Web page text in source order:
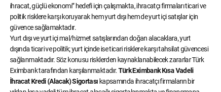
ihracat, güçlü ekonomi” hedefi için çalışmakta, ihracatçı firmaları ticari ve
politik risklere karşı koruyarak hem yurt dışı hem de yurt içi satışlar için
güvence sağlamaktadır.
Yurt dışı ve yurt içi mal/hizmet satışlarından doğan alacaklara, yurt
dışında ticari ve politik; yurt içinde ise ticari risklere karşı tahsilat güvencesi
sağlanmaktadır. Söz konusu risklerden kaynaklanabilecek zararlar Türk
Eximbank tarafından karşılanmaktadır.Türk Eximbank Kısa Vadeli
İhracat Kredi (Alacak) Sigortası kapsamında ihracatçı firmaların bir